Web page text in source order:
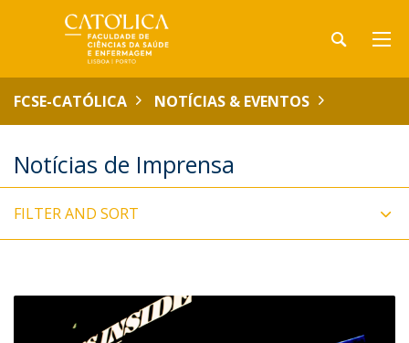
FCSE-CATÓLICA NOTÍCIAS & EVENTOS
Notícias de Imprensa
FILTER AND SORT